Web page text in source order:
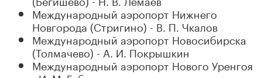
Международный аэропорт Нижнего
Новгорода (Стригино) - В. П. Чкалов
Международный аэропорт Новосибирска
(Толмачево) - А. И. Покрышкин
Международный аэропорт Нового Уренгоя